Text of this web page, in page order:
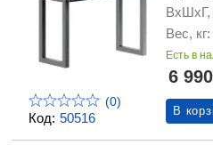
Код: 50516
(0)
ВхШхГ,
Вес,
Есть в
6
В